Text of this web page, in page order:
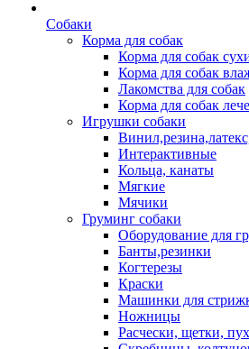
Собаки
Корма для собак
Корма для собак
Корма для собак
Лакомства для собак
Корма для собак
Игрушки собаки
Интерактивные
Кольца, канаты
Мягкие
Мячики
Груминг собаки
Оборудование для
Банты,резинки
Когтерезы
Краски
Машинки для
Ножницы
Расчески, щетки,